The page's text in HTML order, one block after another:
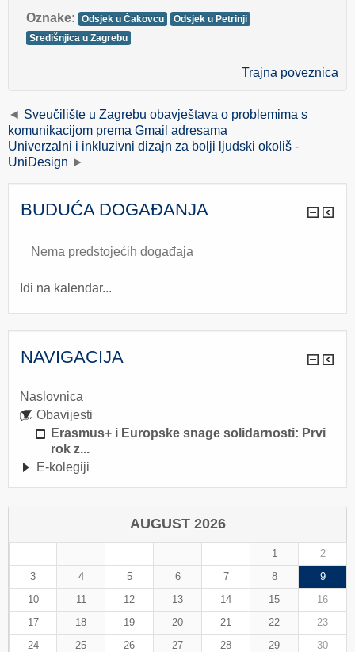
Oznake:
Odsjek u Čakovcu
Odsjek u Petrinji
Središnjica u Zagrebu
Trajna poveznica
Sveučilište u Zagrebu obavještava o problemima s
komunikacijom prema Gmail adresama
Univerzalni i inkluzivni dizajn za bolji ljudski okoliš -
UniDesign
BUDUĆA DOGAĐANJA
Nema predstojećih događaja
Idi na kalendar...
NAVIGACIJA
Naslovnica
Obavijesti
Erasmus+ i Europske snage solidarnosti: Prvi
rok z...
E-kolegiji
AUGUST 2026
1
2
3
4 5 6 7 8
9
10
11 12 13 14 15
16
17
18 19 20 21 22
23
24
25 26 27 28 29
30